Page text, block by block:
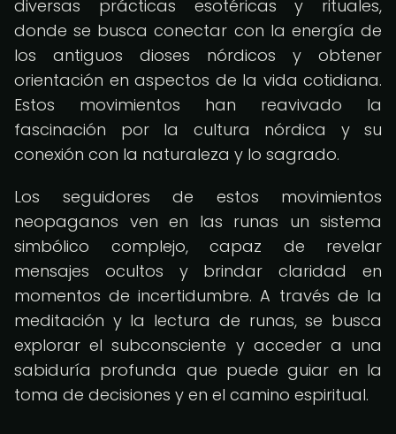
diversas prácticas esotéricas y rituales,
donde se busca conectar con la energía de
los antiguos dioses nórdicos y obtener
orientación en aspectos de la vida cotidiana.
Estos movimientos han reavivado la
fascinación por la cultura nórdica y su
conexión con la naturaleza y lo sagrado.
Los seguidores de estos movimientos
neopaganos ven en las runas un sistema
simbólico complejo, capaz de revelar
mensajes ocultos y brindar claridad en
momentos de incertidumbre. A través de la
meditación y la lectura de runas, se busca
explorar el subconsciente y acceder a una
sabiduría profunda que puede guiar en la
toma de decisiones y en el camino espiritual.